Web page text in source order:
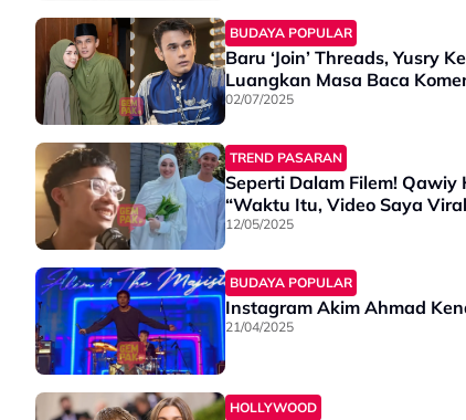
BUDAYA POPULAR
Baru ‘Join’ Threads, Yusry
Luangkan Masa Baca
02/07/2025
TREND PASARAN
Seperti Dalam Filem!
“Waktu Itu, Video Saya
12/05/2025
BUDAYA POPULAR
Instagram Akim Ahmad
21/04/2025
HOLLYWOOD